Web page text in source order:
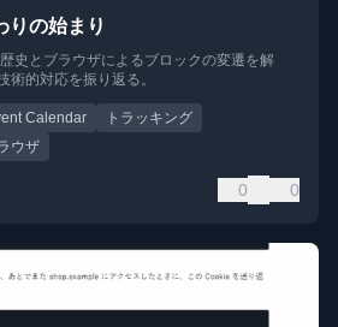
りの始まり
史とブラウザによるブロックの変遷を解
術的対応を振り返る。
Calendar
トラッキング
ウザ
0 0